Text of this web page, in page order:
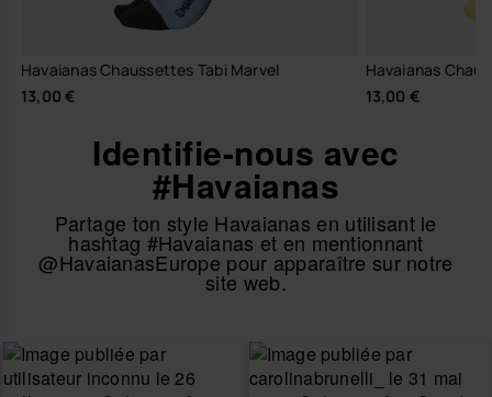
Havaianas Chaussettes Tabi Marvel
13,00 €
Havaianas
13,00 €
Identifie-nous avec
#Havaianas
Partage ton style Havaianas en utilisant le
hashtag #Havaianas et en mentionnant
@HavaianasEurope pour apparaître sur notre
site web.